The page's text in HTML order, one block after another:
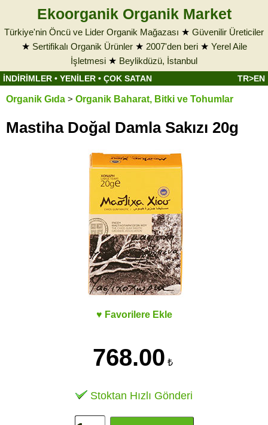
Ekoorganik Organik Market
Türkiye'nin Öncü ve Lider Organik Mağazası ★ Güvenilir Üreticiler
★ Sertifikalı Organik Ürünler★ 2007'den beri★ Yerel Aile
İşletmesi ★ Beylikdüzü, İstanbul
İNDİRİMLER • YENİLER • ÇOK SATAN TR>EN
Organik Gıda > Organik Baharat, Bitki ve Tohumlar
Mastiha Doğal Damla Sakızı 20g
♥ Favorilere Ekle
768.00 ₺
Stoktan Hızlı Gönderi